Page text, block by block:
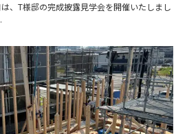
、T様邸の完成披露見学会を開催いたしまし